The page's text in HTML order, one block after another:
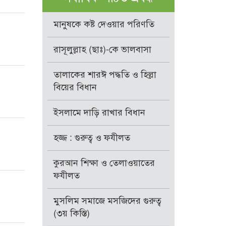
মানুষকে কষ্ট দেওয়ার পরিণতি
রাসূলুল্লাহ (ছাঃ)-কে ভালবাসা
তালাকের শারঈ পদ্ধতি ও হিল্লা
বিয়ের বিধান
ইসলামে দাড়ি রাখার বিধান
হজ্জ : গুরুত্ব ও ফযীলত
কুরআন শিক্ষা ও তেলাওয়াতের
ফযীলত
মুসলিম সমাজে মসজিদের গুরুত্ব
(৩য় কিস্তি)